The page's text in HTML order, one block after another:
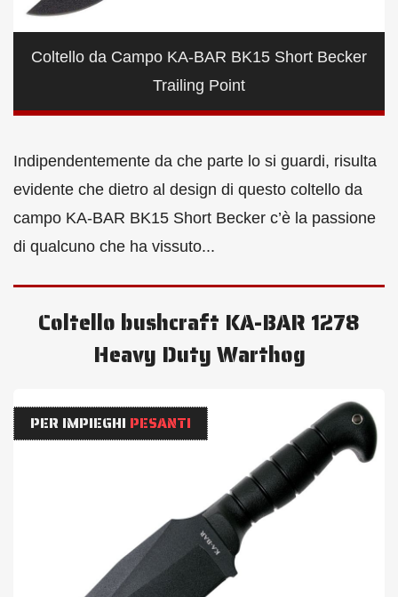
Coltello da Campo KA-BAR BK15 Short Becker
Trailing Point
Indipendentemente da che parte lo si guardi, risulta
evidente che dietro al design di questo coltello da
campo KA-BAR BK15 Short Becker c’è la passione
di qualcuno che ha vissuto...
Coltello bushcraft KA-BAR 1278
Heavy Duty Warthog
PER IMPIEGHI PESANTI